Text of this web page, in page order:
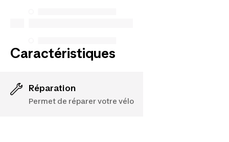
Caractéristiques
Réparation
Permet de réparer votre vélo